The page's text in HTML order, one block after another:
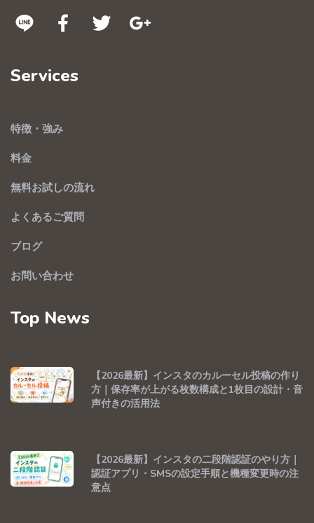
Services
特徴・強み
料金
無料お試しの流れ
よくあるご質問
ブログ
お問い合わせ
Top News
【2026最新】インスタのカルーセル投稿の作り
方｜保存率が上がる枚数構成と1枚目の設計・音
声付きの活用法
【2026最新】インスタの二段階認証のやり方｜
認証アプリ・SMSの設定手順と機種変更時の注
意点